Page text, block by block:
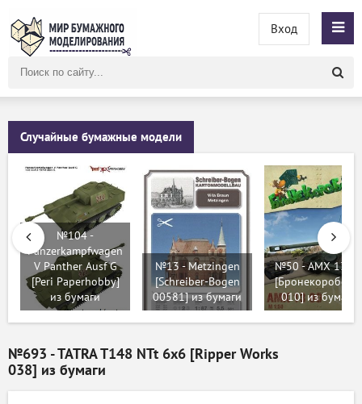
сайту
Вход
Случайные бумажные модели
№104 -
Panzerkampfwagen
V Panther Ausf G
[Peri Paperhobby]
из бумаги
№13 - Metzingen
[Schreiber-Bogen
00581] из бумаги
№50 - AMX 13-
010] из бумаги
№693 - TATRA T148 NTt 6x6 [Ripper Works
038] из бумаги